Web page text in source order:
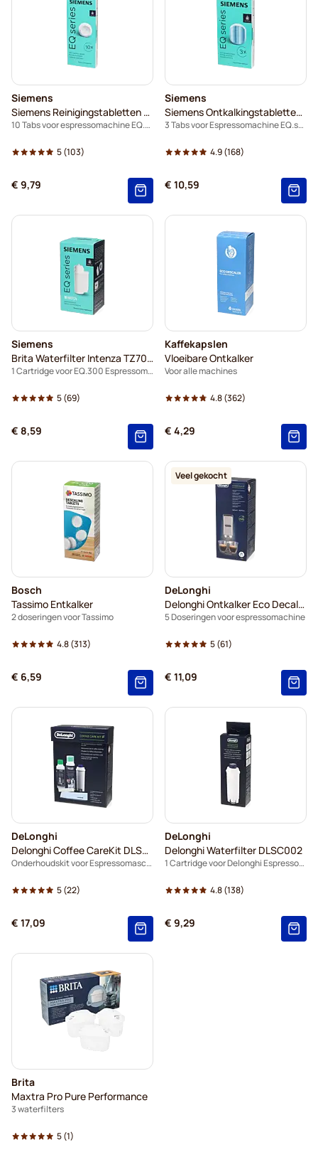
Siemens
Siemens Reinigingstabletten TZ80001B
10 Tabs voor espressomachine EQ.series
5(103)
€ 9,79
Siemens
Siemens Ontkalkingstabletten TZ80002B
3 Tabs voor Espressomachine EQ.series
4.9(168)
€ 10,59
Siemens
Brita Waterfilter Intenza TZ70003
1 Cartridge voor EQ.300 Espressomachine
5(69)
€ 8,59
Kaffekapslen
Vloeibare Ontkalker
Voor alle machines
4.8(362)
€ 4,29
Bosch
Tassimo Entkalker
2 doseringen voor Tassimo
4.8(313)
€ 6,59
Veel gekocht
DeLonghi
Delonghi Ontkalker Eco Decalk DLSC500
5 Doseringen voor espressomachine
5(61)
€ 11,09
DeLonghi
Delonghi Coffee CareKit DLSC306
Onderhoudskit voor Espressomaschinen
5(22)
€ 17,09
DeLonghi
Delonghi Waterfilter DLSC002
1 Cartridge voor Delonghi Espressomachine
4.8(138)
€ 9,29
Brita
Maxtra Pro Pure Performance
3 waterfilters
5(1)